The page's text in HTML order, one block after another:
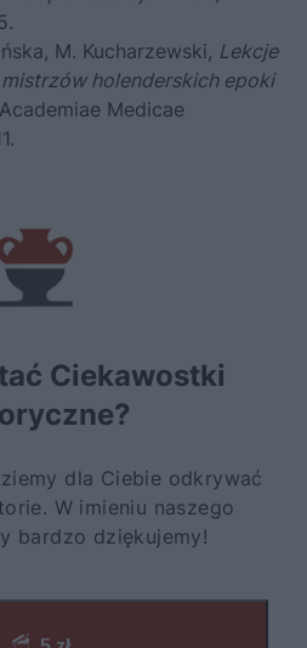
M. Kucharzewski, Lekcje
holenderskich epoki
Medicae